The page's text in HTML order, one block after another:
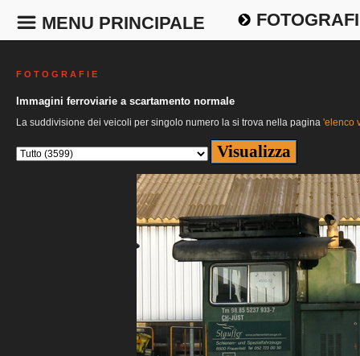
MENU PRINCIPALE
F O T O G R A F I E
Immagini ferroviarie a scartamento normale
La suddivisione dei veicoli per singolo numero la si trova nella pagina 'elenco